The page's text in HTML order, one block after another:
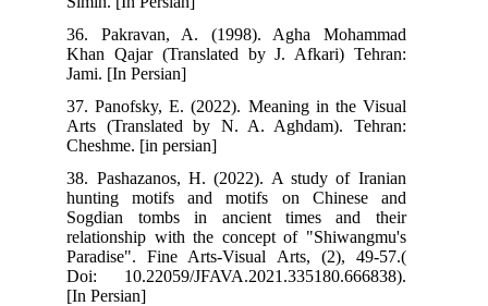
36. Pakravan, A. (1998). Agha Mohammad
Khan Qajar (Translated by J. Afkari) Tehran:
Jami. [In Persian]
37. Panofsky, E. (2022). Meaning in the Visual
Arts (Translated by N. A. Aghdam). Tehran:
Cheshme. [in persian]
38. Pashazanos, H. (2022). A study of Iranian
hunting motifs and motifs on Chinese and
Sogdian tombs in ancient times and their
relationship with the concept of "Shiwangmu's
Paradise". Fine Arts-Visual Arts, (2), 49-57.(
Doi: 10.22059/JFAVA.2021.335180.666838).
[In Persian]